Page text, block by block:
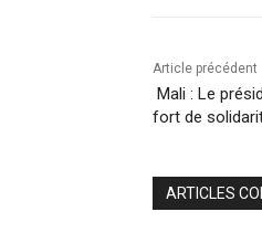
Article précédent
Mali : Le
fort de
ARTICLES